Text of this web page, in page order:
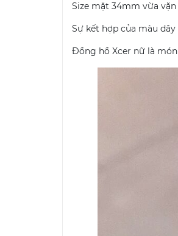
Size mặt 34mm vừa
Sự kết hợp của màu
Đồng hồ Xcer nữ là món